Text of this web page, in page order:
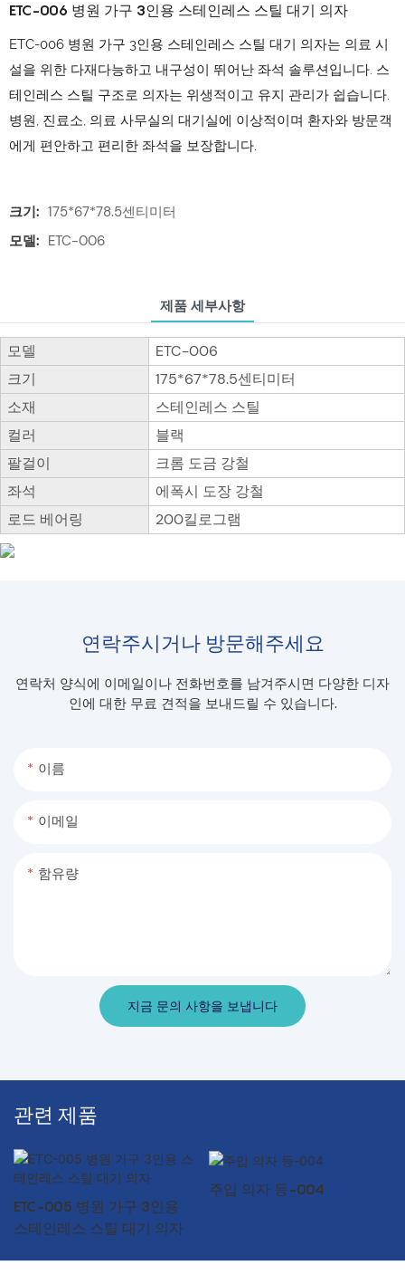
ETC-006 병원 가구 3인용 스테인레스 스틸 대기 의자
ETC-006 병원 가구 3인용 스테인레스 스틸 대기 의자는 의료 시
설을 위한 다재다능하고 내구성이 뛰어난 좌석 솔루션입니다. 스
테인레스 스틸 구조로 의자는 위생적이고 유지 관리가 쉽습니다.
병원, 진료소, 의료 사무실의 대기실에 이상적이며 환자와 방문객
에게 편안하고 편리한 좌석을 보장합니다.
크기: 175*67*78.5센티미터
모델: ETC-006
제품 세부사항
모델
ETC-006
크기
175*67*78.5센티미터
소재
스테인레스 스틸
컬러
블랙
팔걸이
크롬 도금 강철
좌석
에폭시 도장 강철
로드 베어링
200킬로그램
연락주시거나 방문해주세요
연락처 양식에 이메일이나 전화번호를 남겨주시면 다양한 디자
인에 대한 무료 견적을 보내드릴 수 있습니다.
이름
이메일
함유량
지금 문의 사항을 보냅니다
관련 제품
ETC-005 병원 가구 3인용
스테인레스 스틸 대기 의자
주입 의자 등-004